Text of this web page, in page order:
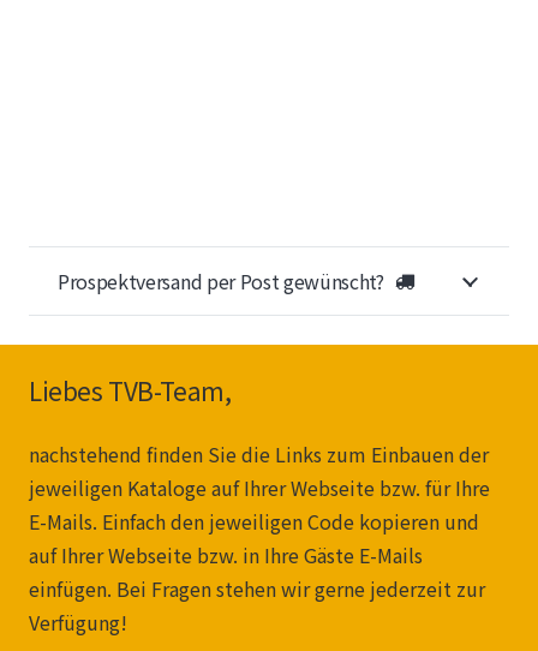
Prospektversand per Post gewünscht?
Liebes TVB-Team,
nachstehend finden Sie die Links zum Einbauen der
jeweiligen Kataloge auf Ihrer Webseite bzw. für Ihre
E-Mails. Einfach den jeweiligen Code kopieren und
auf Ihrer Webseite bzw. in Ihre Gäste E-Mails
einfügen. Bei Fragen stehen wir gerne jederzeit zur
Verfügung!